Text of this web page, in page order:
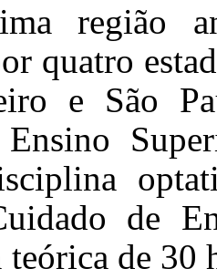
região
quatro
e São
Ensino
de
teórica de 30